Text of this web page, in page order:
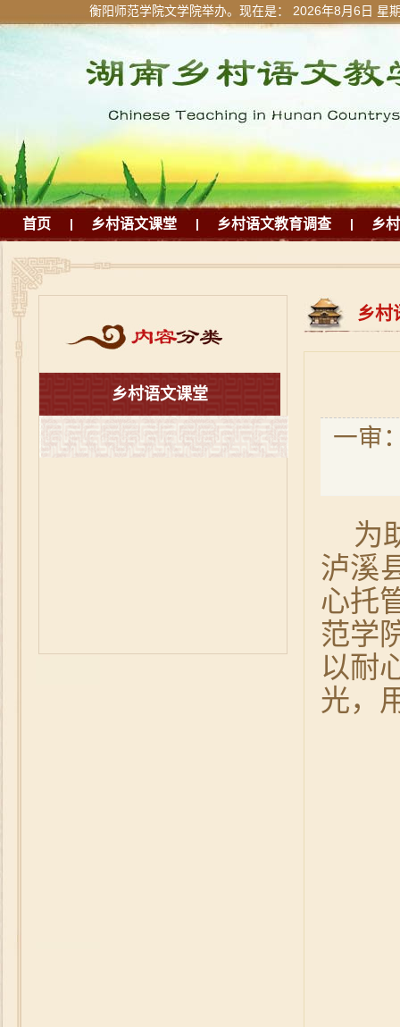
衡阳师范学院文学院举办。现在是： 2026年8月6日 星
首页 | 乡村语文课堂 | 乡村语文教育调查 | 乡
乡村语文课堂
乡村
一审
为
泸溪
心托
范学
以耐
光，